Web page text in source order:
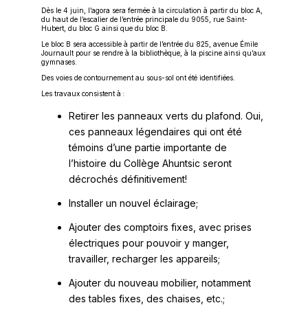
Dès le 4 juin, l’agora sera fermée à la circulation à partir du bloc A,
du haut de l’escalier de l’entrée principale du 9055, rue Saint-
Hubert, du bloc G ainsi que du bloc B.
Le bloc B sera accessible à partir de l’entrée du 825, avenue Émile
Journault pour se rendre à la bibliothèque, à la piscine ainsi qu’aux
gymnases.
Des voies de contournement au sous-sol ont été identifiées.
Les travaux consistent à :
Retirer les panneaux verts du plafond. Oui,
ces panneaux légendaires qui ont été
témoins d’une partie importante de
l’histoire du Collège Ahuntsic seront
décrochés définitivement!
Installer un nouvel éclairage;
Ajouter des comptoirs fixes, avec prises
électriques pour pouvoir y manger,
travailler, recharger les appareils;
Ajouter du nouveau mobilier, notamment
des tables fixes, des chaises, etc.;